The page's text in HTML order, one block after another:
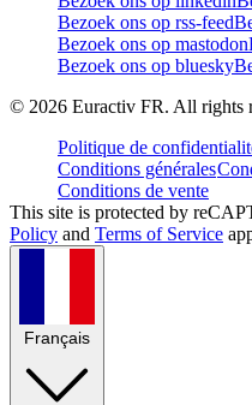
Bezoek ons op rss-feed
Bezoek ons op mastodon
Bezoek ons op bluesky
© 2026 Euractiv FR. All rights
Politique de
Conditions générales
Conditions de vente
This site is protected by
Policy and Terms of Service
Français